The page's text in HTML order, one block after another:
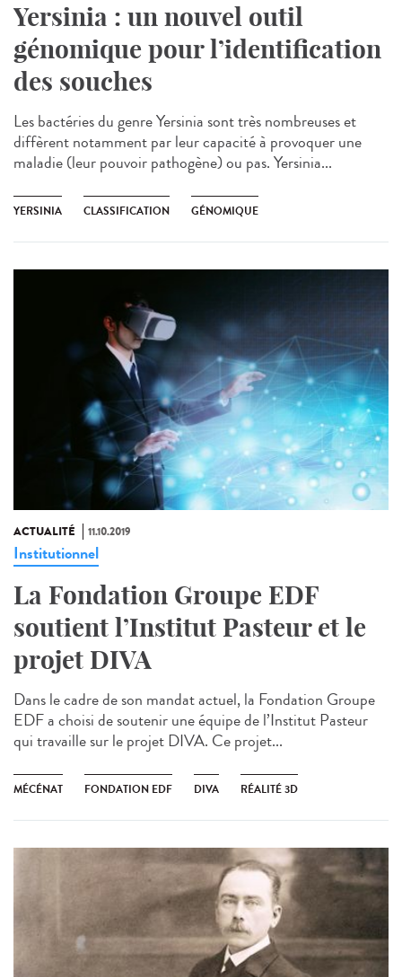
Yersinia : un nouvel outil
génomique pour l’identification
des souches
Les bactéries du genre Yersinia sont très nombreuses et
diffèrent notamment par leur capacité à provoquer une
maladie (leur pouvoir pathogène) ou pas. Yersinia...
YERSINIA CLASSIFICATION GÉNOMIQUE
ACTUALITÉ 11.10.2019
Institutionnel
La Fondation Groupe EDF
soutient l’Institut Pasteur et le
projet DIVA
Dans le cadre de son mandat actuel, la Fondation Groupe
EDF a choisi de soutenir une équipe de l’Institut Pasteur
qui travaille sur le projet DIVA. Ce projet...
MÉCÉNAT FONDATION EDF DIVA RÉALITÉ 3D